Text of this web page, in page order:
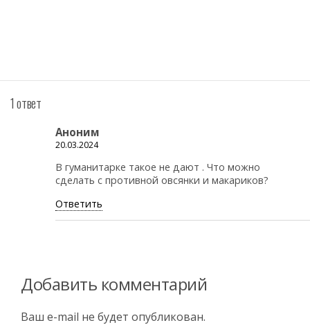
1 ответ
Аноним
20.03.2024
В гуманитарке такое не дают . Что можно
сделать с противной овсянки и макариков?
Ответить
Добавить комментарий
Ваш e-mail не будет опубликован.